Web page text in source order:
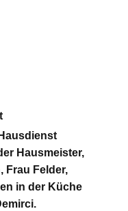
Hausmeister,
Frau Felder,
in der Küche